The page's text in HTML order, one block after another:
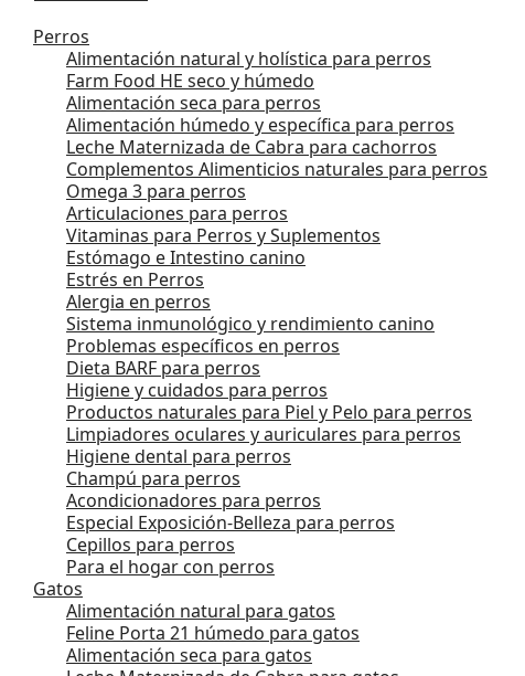
Perros
Alimentación natural y holística para perros
Farm Food HE seco y húmedo
Alimentación seca para perros
Alimentación húmedo y específica para perros
Leche Maternizada de Cabra para cachorros
Complementos Alimenticios naturales para perros
Omega 3 para perros
Articulaciones para perros
Vitaminas para Perros y Suplementos
Estómago e Intestino canino
Estrés en Perros
Alergia en perros
Sistema inmunológico y rendimiento canino
Problemas específicos en perros
Dieta BARF para perros
Higiene y cuidados para perros
Productos naturales para Piel y Pelo para perros
Limpiadores oculares y auriculares para perros
Higiene dental para perros
Champú para perros
Acondicionadores para perros
Especial Exposición-Belleza para perros
Cepillos para perros
Para el hogar con perros
Gatos
Alimentación natural para gatos
Feline Porta 21 húmedo para gatos
Alimentación seca para gatos